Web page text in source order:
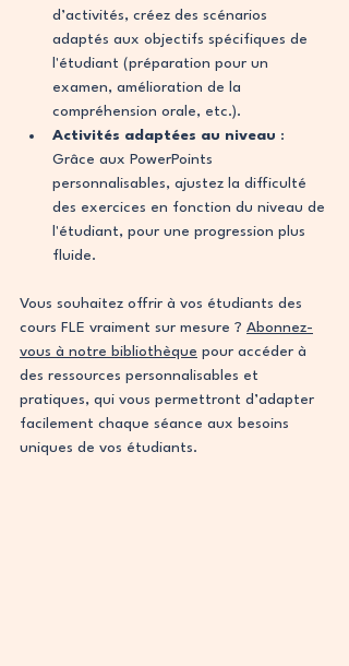
d’activités, créez des scénarios
adaptés aux objectifs spécifiques de
l'étudiant (préparation pour un
examen, amélioration de la
compréhension orale, etc.).
Activités adaptées au niveau :
Grâce aux PowerPoints
personnalisables, ajustez la difficulté
des exercices en fonction du niveau de
l'étudiant, pour une progression plus
fluide.
Vous souhaitez offrir à vos étudiants des
cours FLE vraiment sur mesure ? Abonnez-
vous à notre bibliothèque pour accéder à
des ressources personnalisables et
pratiques, qui vous permettront d’adapter
facilement chaque séance aux besoins
uniques de vos étudiants.